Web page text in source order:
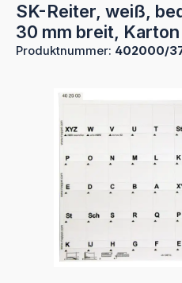
SK-Reiter, weiß,
30 mm breit, Karton
Produktnummer: 402000/
Bildergalerie überspringen